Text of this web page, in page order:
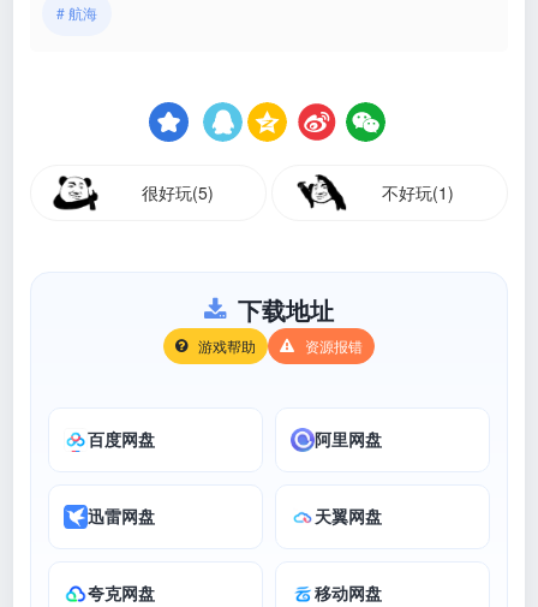
# 航海
很好玩(5) 不好玩(1)
下载地址
游戏帮助 资源报错
百度网盘 阿里网盘
迅雷网盘 天翼网盘
夸克网盘 移动网盘